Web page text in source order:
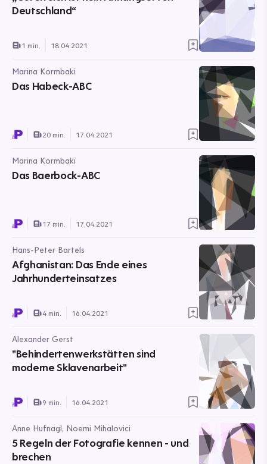
Deutschland“
1 min. 18.04.2021
Marina Kormbaki
Das Habeck-ABC
20 min. 17.04.2021
Marina Kormbaki
Das Baerbock-ABC
17 min. 17.04.2021
Hans-Peter Bartels
Afghanistan: Das Ende eines
Jahrhunderteinsatzes
4 min. 16.04.2021
Alexander Gerst
"Behindertenwerkstätten sind
moderne Sklavenarbeit"
9 min. 16.04.2021
Anne Hufnagl, Noemi Mihalovici
5 Regeln der Fotografie kennen - und
brechen